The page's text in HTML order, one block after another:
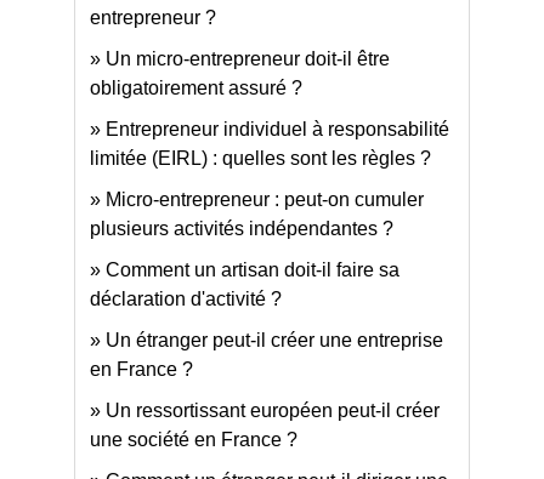
entrepreneur ?
Un micro-entrepreneur doit-il être
obligatoirement assuré ?
Entrepreneur individuel à responsabilité
limitée (EIRL) : quelles sont les règles ?
Micro-entrepreneur : peut-on cumuler
plusieurs activités indépendantes ?
Comment un artisan doit-il faire sa
déclaration d'activité ?
Un étranger peut-il créer une entreprise
en France ?
Un ressortissant européen peut-il créer
une société en France ?